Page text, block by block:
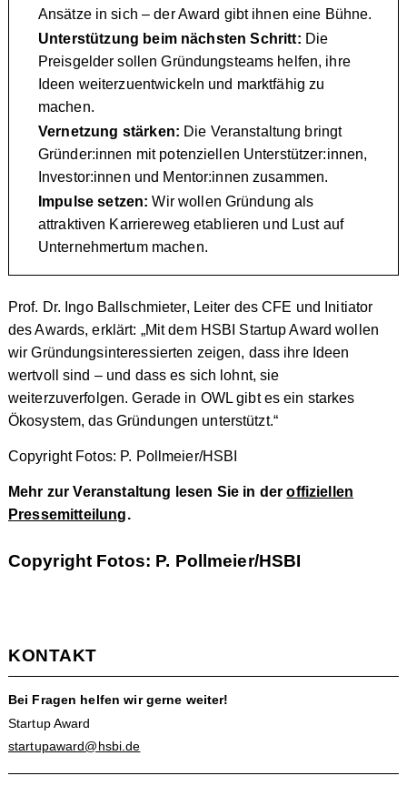
Ansätze in sich – der Award gibt ihnen eine Bühne.
Unterstützung beim nächsten Schritt: Die
Preisgelder sollen Gründungsteams helfen, ihre
Ideen weiterzuentwickeln und marktfähig zu
machen.
Vernetzung stärken: Die Veranstaltung bringt
Gründer:innen mit potenziellen Unterstützer:innen,
Investor:innen und Mentor:innen zusammen.
Impulse setzen: Wir wollen Gründung als
attraktiven Karriereweg etablieren und Lust auf
Unternehmertum machen.
Prof. Dr. Ingo Ballschmieter, Leiter des CFE und Initiator
des Awards, erklärt: „Mit dem HSBI Startup Award wollen
wir Gründungsinteressierten zeigen, dass ihre Ideen
wertvoll sind – und dass es sich lohnt, sie
weiterzuverfolgen. Gerade in OWL gibt es ein starkes
Ökosystem, das Gründungen unterstützt.“
Copyright Fotos: P. Pollmeier/HSBI
Mehr zur Veranstaltung lesen Sie in der offiziellen
Pressemitteilung.
Copyright Fotos: P. Pollmeier/HSBI
KONTAKT
Bei Fragen helfen wir gerne weiter!
Startup Award
startupaward@hsbi.de